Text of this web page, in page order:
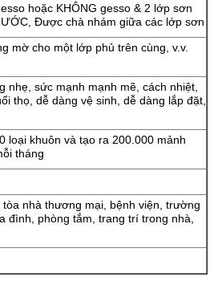
hoặc KHÔNG gesso & 2 lớp sơn
Được chà nhám giữa các lớp sơn
mờ cho một lớp phủ trên cùng, v.v.
nhẹ, sức mạnh mạnh mẽ, cách nhiệt,
thọ, dễ dàng vệ sinh, dễ dàng lắp đặt,
loại khuôn và tạo ra 200.000 mảnh
tháng
tòa nhà thương mại, bệnh viện, trường
đình, phòng tắm, trang trí trong nhà,